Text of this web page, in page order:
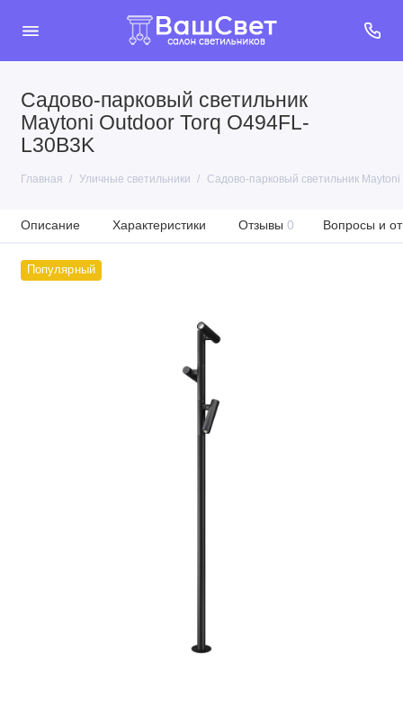
Садово-парковый светильник
Maytoni Outdoor Torq O494FL-
L30B3K
Главная Уличные светильники Садово-парковый светильник
Описание Характеристики Отзывы 0 Вопросы и
Популярный